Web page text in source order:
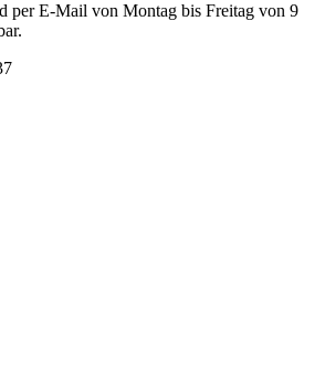
per E-Mail von Montag bis Freitag von 9